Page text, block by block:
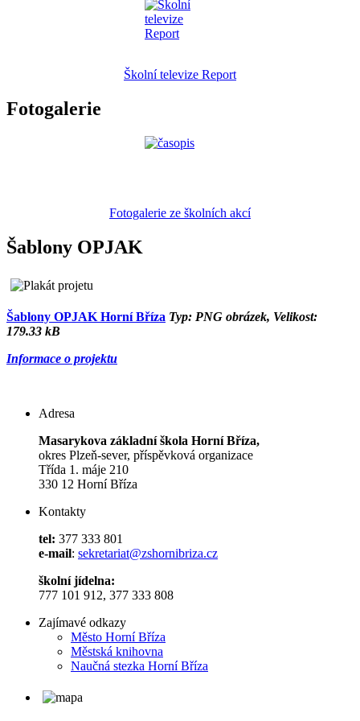
Školní televize Report
Fotogalerie
Fotogalerie ze školních akcí
Šablony OPJAK
Šablony OPJAK Horní Bříza Typ: PNG obrázek, Velikost:
179.33 kB
Informace o projektu
Adresa
Masarykova základní škola Horní Bříza,
okres Plzeň-sever, příspěvková organizace
Třída 1. máje 210
330 12 Horní Bříza
Kontakty
tel: 377 333 801
e-mail: sekretariat@zshornibriza.cz
školní jídelna:
777 101 912, 377 333 808
Zajímavé odkazy
Město Horní Bříza
Městská knihovna
Naučná stezka Horní Bříza